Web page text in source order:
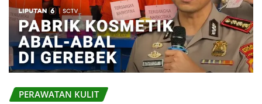
PERAWATAN KULIT